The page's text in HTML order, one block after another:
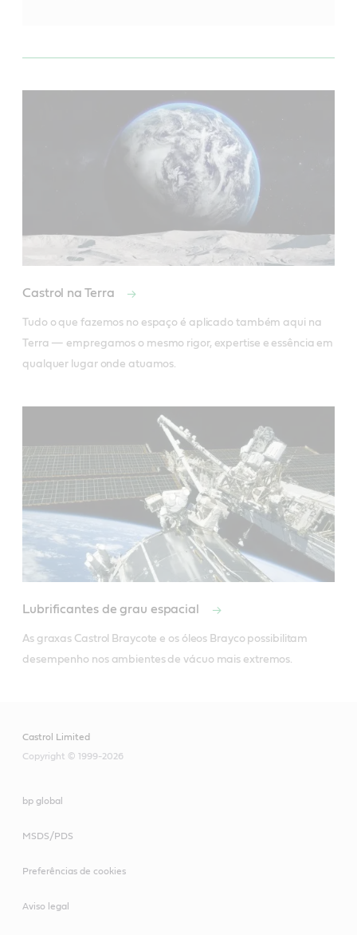
Castrol na Terra
Tudo o que fazemos no espaço é aplicado também aqui na
Terra — empregamos o mesmo rigor, expertise e essência em
qualquer lugar onde atuamos.
Lubrificantes de grau espacial
As graxas Castrol Braycote e os óleos Brayco possibilitam
desempenho nos ambientes de vácuo mais extremos.
Castrol Limited
Copyright © 1999-2026
bp global
MSDS/PDS
Preferências de cookies
Aviso legal